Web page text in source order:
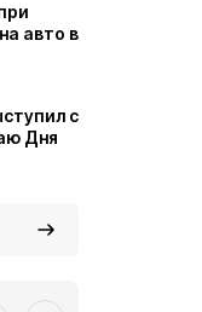
авто в
с
Дня